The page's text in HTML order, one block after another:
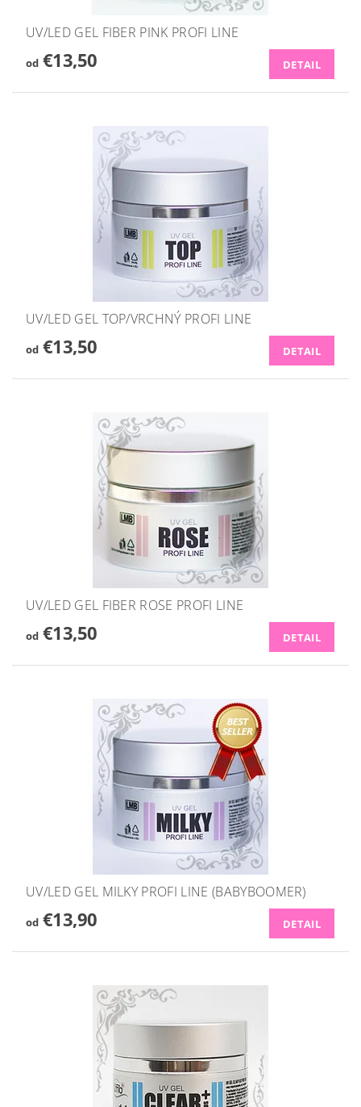
UV/LED GEL FIBER PINK PROFI LINE
od€13,50 DETAIL
UV/LED GEL TOP/VRCHNÝ PROFI LINE
od€13,50 DETAIL
UV/LED GEL FIBER ROSE PROFI LINE
od€13,50 DETAIL
UV/LED GEL MILKY PROFI LINE (BABYBOOMER)
od€13,90 DETAIL